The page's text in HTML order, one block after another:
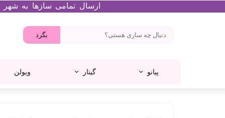
پیانو گیتار ویولن
ارسال تمامی سازها به شهر تهران
بگرد